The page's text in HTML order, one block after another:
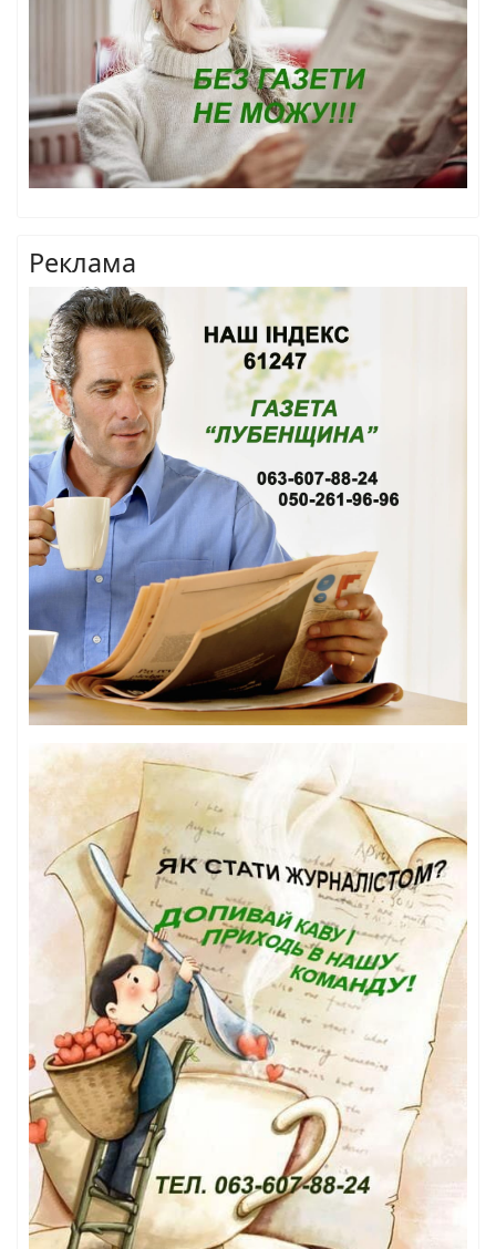
Реклама